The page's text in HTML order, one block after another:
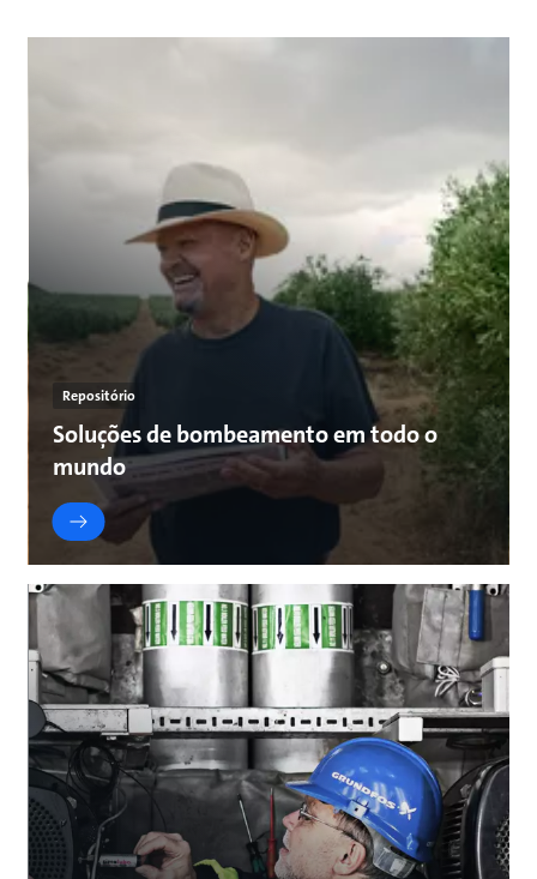
Repositório
Soluções de bombeamento em todo o
mundo